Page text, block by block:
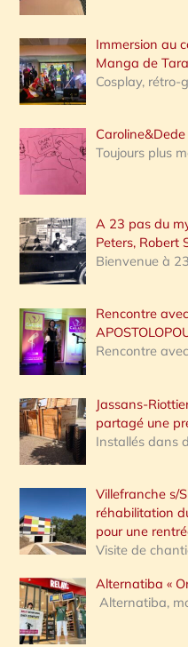
:
Immersion au
Manga de
Cosplay, rétro-
Toujours plus
A 23 pas du
Peters, Robert
Bienvenue à
Rencontre
Rencontre
Jassans-
partagé une
Installés dans
Villefranche s/
réhabilitation
pour une
Visite de
Alternatiba «
Alternatiba,